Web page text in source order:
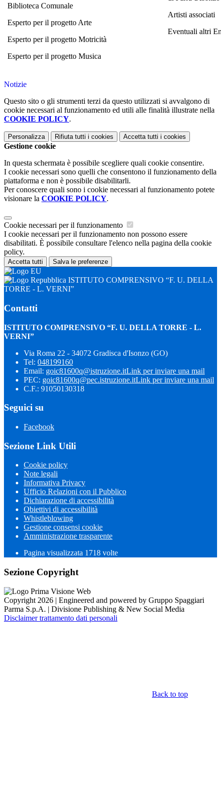
Biblioteca Comunale
Esperto per il progetto Arte
Esperto per il progetto Motricità
Esperto per il progetto Musica
Artisti associati
Eventuali altri
Notizie
Questo sito o gli strumenti terzi da questo utilizzati si avvalgono di
cookie necessari al funzionamento ed utili alle finalità illustrate nella
COOKIE POLICY.
Personalizza Rifiuta tutti i cookies Accetta tutti i cookies
Gestione cookie
In questa schermata è possibile scegliere quali cookie consentire.
I cookie necessari sono quelli che consentono il funzionamento della
piattaforma e non è possibile disabilitarli.
Per conoscere quali sono i cookie necessari al funzionamento potete
visionare la COOKIE POLICY.
Cookie necessari per il funzionamento
I cookie necessari per il funzionamento non possono essere
disabilitati. È possibile consultare l'elenco nella pagina della cookie
policy.
Accetta tutti Salva le preferenze
ISTITUTO COMPRENSIVO “F. U. DELLA
TORRE - L. VERNI”
Contatti
ISTITUTO COMPRENSIVO “F. U. DELLA TORRE - L.
VERNI”
Via Roma 22 - 34072 Gradisca d'Isonzo (GO)
Tel: 048199160
Email: goic81600q@istruzione.itLink per inviare una mail
PEC: goic81600q@pec.istruzione.itLink per inviare una mail
C.F.: 91050130318
Seguici su
Facebook
Sezione Link Utili
Cookie policy
Note legali
Informativa Privacy
Ufficio Relazioni con il Pubblico
Dichiarazione di accessibilità
Obiettivi di accessibilità
Whistleblowing
Gestione consensi cookie
Amministrazione trasparente
Pagina visualizzata 1718 volte
Sezione Copyright
Copyright 2026 | Engineered and powered by Gruppo Spaggiari
Parma S.p.A. | Divisione Publishing & New Social Media
Disclaimer trattamento dati personali
Back to top